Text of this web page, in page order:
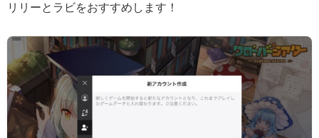
リリーとラビをおすすめします！